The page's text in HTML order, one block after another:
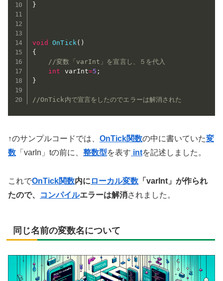
}
void OnTick( )
{
//変数「varInt」を宣言し、５を代入
int varInt=5 ;
}
//OnTick内で宣言をしたのでエラーは解消された
↑のサンプルコードでは、 OnTick関数の中に書いていた変
数 「varIn」tの前に、 整数型を表す intを記述しました。
これでOnTick関数内に ローカル変数 「varInt」が作られ
たので、
コンパイルエラーは解消されました。
同じ名前の変数名について